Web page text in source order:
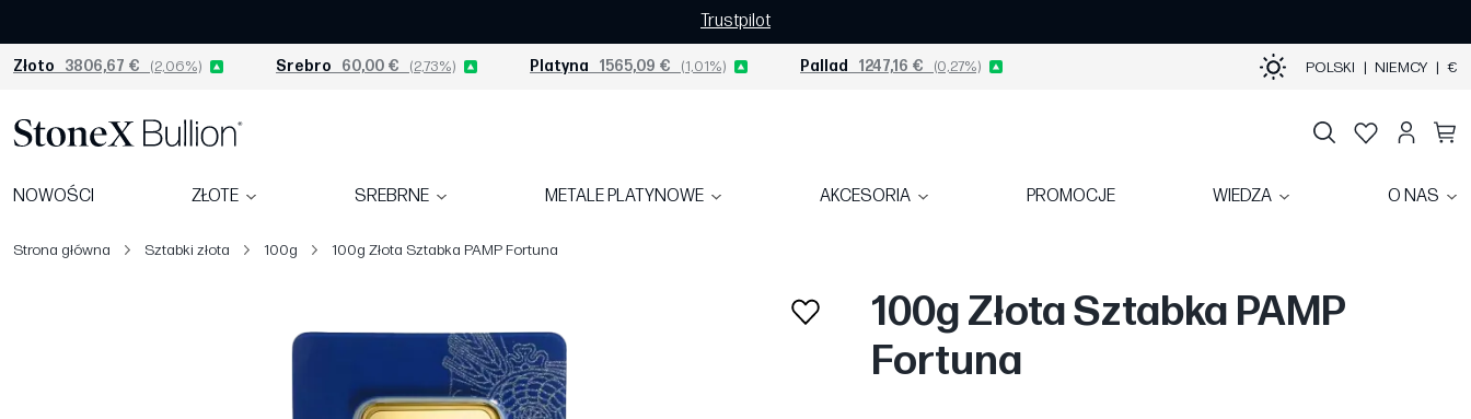
Trustpilot
Złoto 3806,67 € (2,06%) Srebro 60,00 € (2,73%) Platyna 1565,09 € (1,01%) Pallad 1247,16 € (0,27%) POLSKI | NIEMCY | €
NOWOŚCI ZŁOTE SREBRNE METALE PLATYNOWE AKCESORIA PROMOCJE WIEDZA O NAS
Strona główna Sztabki złota 100g 100g Złota Sztabka PAMP Fortuna
100g Złota Sztabka PAMP
Fortuna